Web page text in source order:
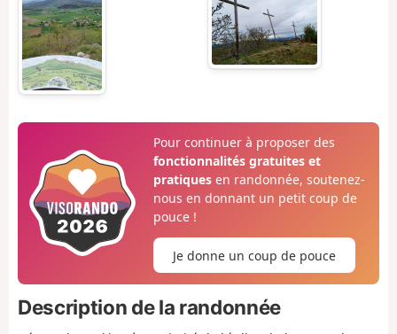
Pour continuer à proposer des
fonctionnalités gratuites et
pratiquesen randonnée, soutenez-
nous en donnant un petit coup de
pouce !
Je donne un coup de pouce
Description de la randonnée